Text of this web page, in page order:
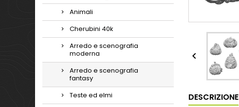
Animali
Cherubini 40k
Arredo e scenografia
moderna
Arredo e scenografia
fantasy
Teste ed elmi

DESCRIZIONE